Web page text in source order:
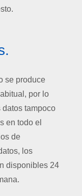
se produce
por lo
tampoco
en todo el
de
los
disponibles 24